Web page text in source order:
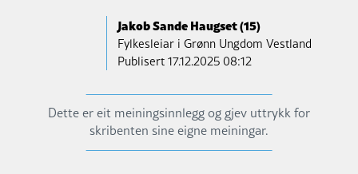
Jakob Sande Haugset (15)
Fylkesleiar i Grønn Ungdom Vestland
Publisert17.12.2025 08:12
Dette er eit meiningsinnlegg og gjev uttrykk for
skribenten sine eigne meiningar.